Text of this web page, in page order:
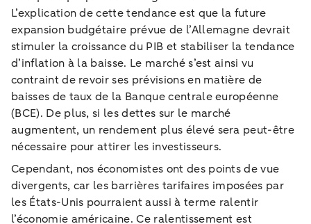
L’explication de cette tendance est que la future
expansion budgétaire prévue de l’Allemagne devrait
stimuler la croissance du PIB et stabiliser la tendance
d’inflation à la baisse. Le marché s’est ainsi vu
contraint de revoir ses prévisions en matière de
baisses de taux de la Banque centrale européenne
(BCE). De plus, si les dettes sur le marché
augmentent, un rendement plus élevé sera peut-être
nécessaire pour attirer les investisseurs.
Cependant, nos économistes ont des points de vue
divergents, car les barrières tarifaires imposées par
les États-Unis pourraient aussi à terme ralentir
l’économie américaine. Ce ralentissement est